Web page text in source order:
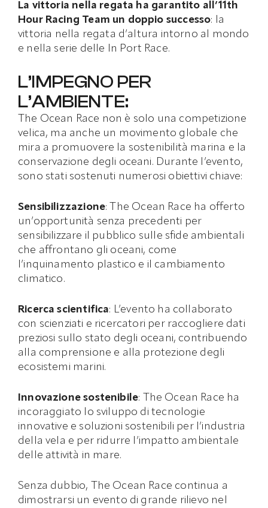
La vittoria nella regata ha garantito all’11th
Hour Racing Team un doppio successo: la
vittoria nella regata d’altura intorno al mondo
e nella serie delle In Port Race.
L’IMPEGNO PER
L’AMBIENTE:
The Ocean Race non è solo una competizione
velica, ma anche un movimento globale che
mira a promuovere la sostenibilità marina e la
conservazione degli oceani. Durante l’evento,
sono stati sostenuti numerosi obiettivi chiave:
Sensibilizzazione: The Ocean Race ha offerto
un’opportunità senza precedenti per
sensibilizzare il pubblico sulle sfide ambientali
che affrontano gli oceani, come
l’inquinamento plastico e il cambiamento
climatico.
Ricerca scientifica: L’evento ha collaborato
con scienziati e ricercatori per raccogliere dati
preziosi sullo stato degli oceani, contribuendo
alla comprensione e alla protezione degli
ecosistemi marini.
Innovazione sostenibile: The Ocean Race ha
incoraggiato lo sviluppo di tecnologie
innovative e soluzioni sostenibili per l’industria
della vela e per ridurre l’impatto ambientale
delle attività in mare.
Senza dubbio, The Ocean Race continua a
dimostrarsi un evento di grande rilievo nel